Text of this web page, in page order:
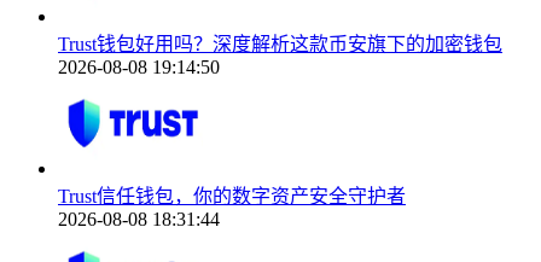
Trust钱包好用吗？深度解析这款币安旗下的加密钱包
2026-08-08 19:14:50
Trust信任钱包，你的数字资产安全守护者
2026-08-08 18:31:44